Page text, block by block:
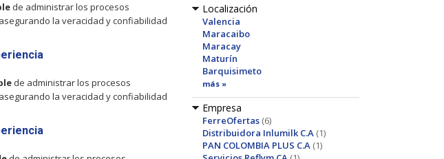
Localización
Valencia
Maracaibo
Maracay
Maturín
Barquisimeto
más »
Empresa
FerreOfertas (6)
Distribuidora Inlumilk C.A (1)
PAN COLOMBIA PLUS C.A (1)
de administrar los procesos
la veracidad y confiabilidad
de administrar los procesos
la veracidad y confiabilidad